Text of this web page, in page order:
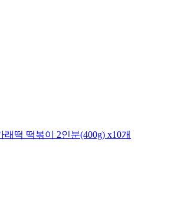
래떡 떡볶이 2인분(400g) x10개